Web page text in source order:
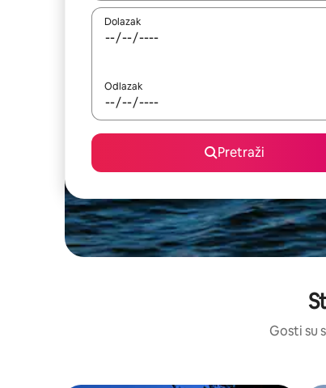
Dolazak
Odlazak
Pretraži
Gosti su